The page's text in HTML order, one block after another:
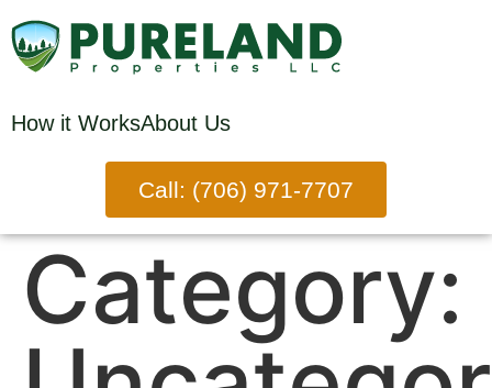
How it WorksAbout Us
Call: (706) 971-7707
Category: